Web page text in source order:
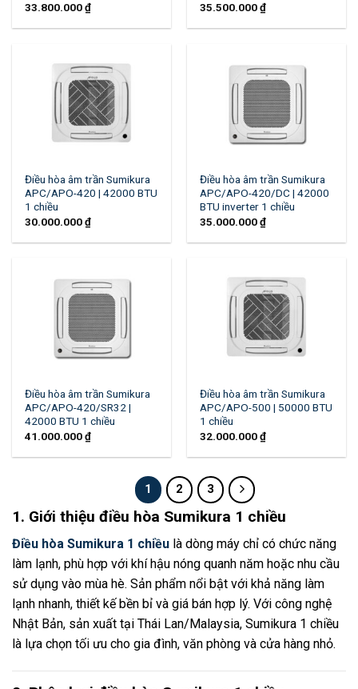
33.800.000₫
35.500.000₫
Điều hòa âm trần Sumikura
APC/APO-420 | 42000 BTU
1 chiều
30.000.000₫
Điều hòa âm trần Sumikura
APC/APO-420/DC | 42000
BTU inverter 1 chiều
35.000.000₫
Điều hòa âm trần Sumikura
APC/APO-420/SR32 |
42000 BTU 1 chiều
41.000.000₫
Điều hòa âm trần Sumikura
APC/APO-500 | 50000 BTU
1 chiều
32.000.000₫
1 2 3
1. Giới thiệu điều hòa Sumikura 1 chiều
Điều hòa Sumikura 1 chiều là dòng máy chỉ có chức năng
làm lạnh, phù hợp với khí hậu nóng quanh năm hoặc nhu cầu
sử dụng vào mùa hè. Sản phẩm nổi bật với khả năng làm
lạnh nhanh, thiết kế bền bỉ và giá bán hợp lý. Với công nghệ
Nhật Bản, sản xuất tại Thái Lan/Malaysia, Sumikura 1 chiều
là lựa chọn tối ưu cho gia đình, văn phòng và cửa hàng nhỏ.